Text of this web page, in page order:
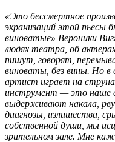
«Это бессмертное
экранизаций этой пьесы
виноватые» Вероники
людях театра, об
пишут, говорят,
виноваты, без вины. Но
артист играет на
инструмент — это наше
выдерживают накала,
диагнозы, излишества,
собственной души, мы
зрительном зале. Мне